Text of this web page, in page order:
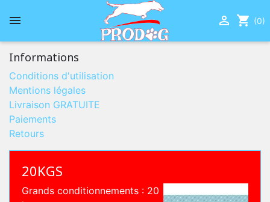
  shopping_cart (0)
Informations
Conditions d'utilisation
Mentions légales
Livraison GRATUITE
Paiements
Retours
20KGS
Grands conditionnements : 20